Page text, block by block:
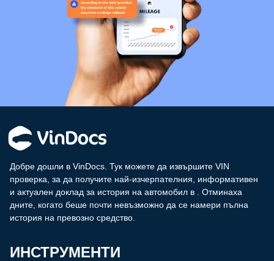
Добре дошли в VinDocs. Тук можете да извършите VIN
проверка, за да получите най-изчерпателния, информативен
и актуален доклад за история на автомобил в
. Отминаха
дните, когато беше почти невъзможно да се намери пълна
история на превозно средство.
ИНСТРУМЕНТИ